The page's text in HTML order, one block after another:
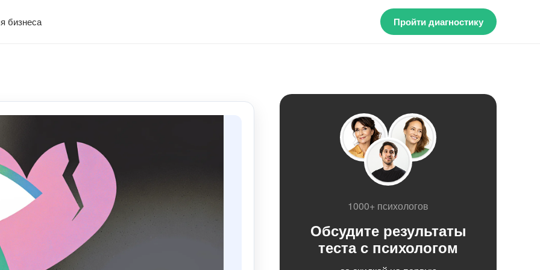
бизнеса Пройти диагностику
1000+ психологов
Обсудите результаты
теста с психологом